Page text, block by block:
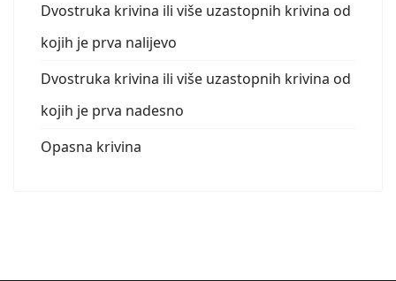
Dvostruka krivina ili više uzastopnih krivina od
kojih je prva nalijevo
Dvostruka krivina ili više uzastopnih krivina od
kojih je prva nadesno
Opasna krivina